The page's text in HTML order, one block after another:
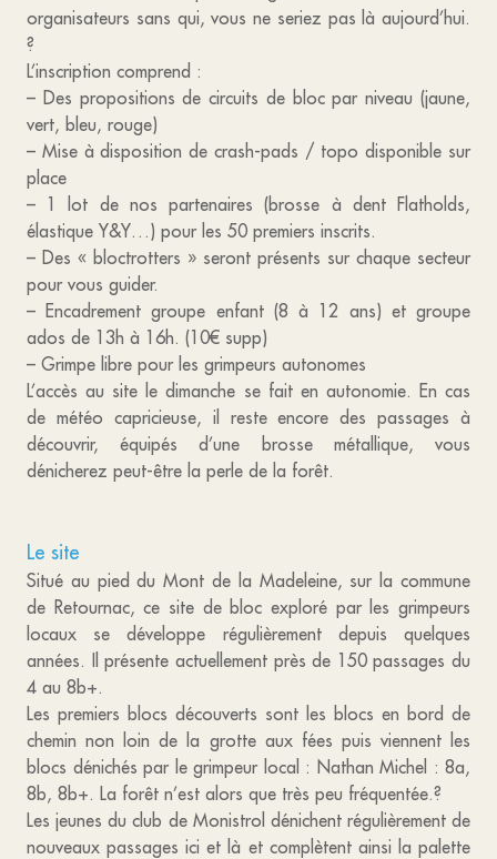
organisateurs sans qui, vous ne seriez pas là aujourd’hui.
?
L’inscription comprend :
– Des propositions de circuits de bloc par niveau (jaune,
vert, bleu, rouge)
– Mise à disposition de crash-pads / topo disponible sur
place
– 1 lot de nos partenaires (brosse à dent Flatholds,
élastique Y&Y…) pour les 50 premiers inscrits.
– Des « bloctrotters » seront présents sur chaque secteur
pour vous guider.
– Encadrement groupe enfant (8 à 12 ans) et groupe
ados de 13h à 16h. (10€ supp)
– Grimpe libre pour les grimpeurs autonomes
L’accès au site le dimanche se fait en autonomie. En cas
de météo capricieuse, il reste encore des passages à
découvrir, équipés d’une brosse métallique, vous
dénicherez peut-être la perle de la forêt.
Le site
Situé au pied du Mont de la Madeleine, sur la commune
de Retournac, ce site de bloc exploré par les grimpeurs
locaux se développe régulièrement depuis quelques
années. Il présente actuellement près de 150 passages du
4 au 8b+.
Les premiers blocs découverts sont les blocs en bord de
chemin non loin de la grotte aux fées puis viennent les
blocs dénichés par le grimpeur local : Nathan Michel : 8a,
8b, 8b+. La forêt n’est alors que très peu fréquentée.?
Les jeunes du club de Monistrol dénichent régulièrement de
nouveaux passages ici et là et complètent ainsi la palette